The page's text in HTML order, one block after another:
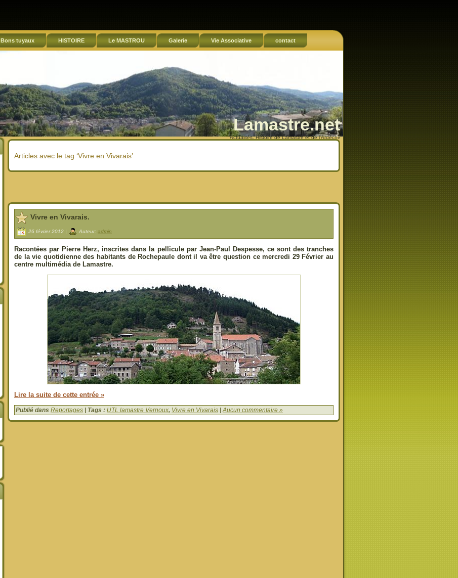
Bons tuyaux HISTOIRE Le MASTROU Galerie Vie Associative contact
Lamastre.net
Actualités, Histoire de Lamastre et de l'Ardèche
Articles avec le tag ‘Vivre en Vivarais’
Vivre en Vivarais.
26 février 2012 | Auteur: admin
Racontées par Pierre Herz, inscrites dans la pellicule par Jean-Paul Despesse, ce sont des tranches
de la vie quotidienne des habitants de Rochepaule dont il va être question ce mercredi 29 Février au
centre multimédia de Lamastre.
Lire la suite de cette entrée »
Publié dans Reportages | Tags : UTL lamastre Vernoux, Vivre en Vivarais |Aucun commentaire »